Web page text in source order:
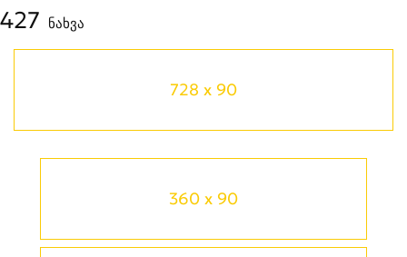
360 x 90
427 ნახვა
728 x 90